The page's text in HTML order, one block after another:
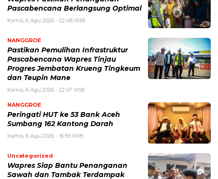
Pascabencana Berlangsung Optimal
Kamis, 6 Agu 2026 - 22:48 WIB
NANGGROE
Pastikan Pemulihan Infrastruktur
Pascabencana Wapres Tinjau
Progres Jembatan Krueng Tingkeum
dan Teupin Mane
Kamis, 6 Agu 2026 - 22:47 WIB
NANGGROE
Peringati HUT ke 53 Bank Aceh
Sumbang 162 Kantong Darah
Kamis, 6 Agu 2026 - 16:59 WIB
Uncategorized
Wapres Siap Bantu Penanganan
Sawah dan Tambak Terdampak